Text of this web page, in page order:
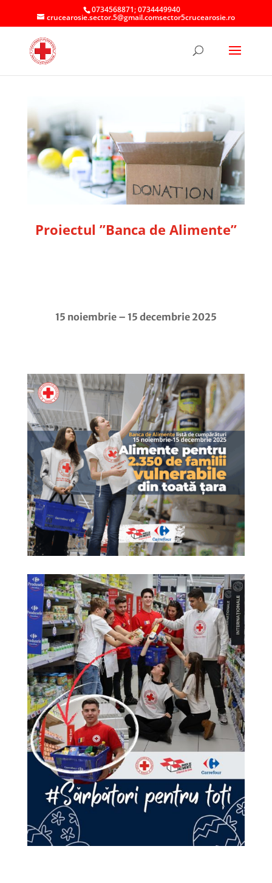
0734568871; 0734449940
crucearosie.sector.5@gmail.comsector5crucearosie.ro
Proiectul ”Banca de Alimente”
15 noiembrie – 15 decembrie 2025